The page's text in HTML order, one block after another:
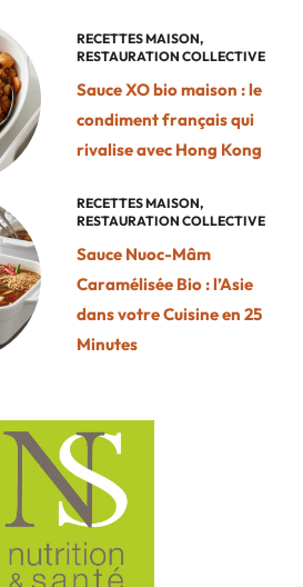
RECETTES MAISON,
RESTAURATION COLLECTIVE
Sauce XO bio maison : le
condiment français qui
rivalise avec Hong Kong
RECETTES MAISON,
RESTAURATION COLLECTIVE
Sauce Nuoc-Mâm
Caramélisée Bio : l’Asie
dans votre Cuisine en 25
Minutes